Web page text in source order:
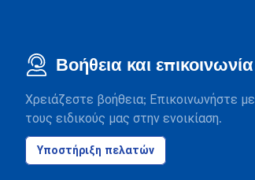
Βοήθεια και επικοινωνία
Χρειάζεστε βοήθεια; Επικοινωνήστε με
τους ειδικούς μας στην ενοικίαση.
Υποστήριξη πελατών